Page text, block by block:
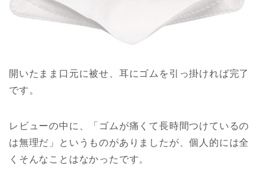
開いたまま口元に被せ、耳にゴムを引っ掛ければ完了
です。
レビューの中に、「ゴムが痛くて長時間つけているの
は無理だ」というものがありましたが、個人的には全
くそんなことはなかったです。